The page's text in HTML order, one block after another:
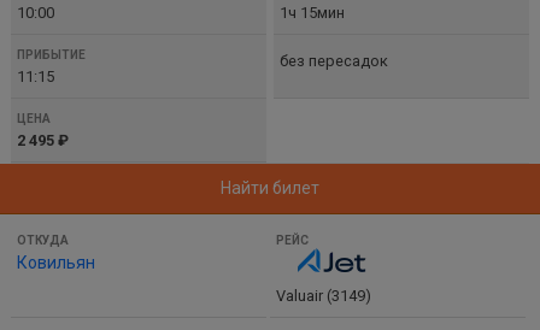
10:00 1ч 15мин
11:15
без пересадок
2 495 ₽
Найти билет
Ковильян
Valuair (3149)